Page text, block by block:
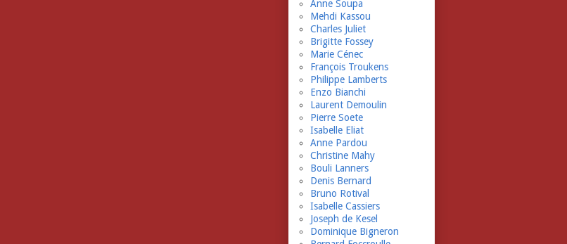
Anne Soupa
Mehdi Kassou
Charles Juliet
Brigitte Fossey
Marie Cénec
François Troukens
Philippe Lamberts
Enzo Bianchi
Laurent Demoulin
Pierre Soete
Isabelle Eliat
Anne Pardou
Christine Mahy
Bouli Lanners
Denis Bernard
Bruno Rotival
Isabelle Cassiers
Joseph de Kesel
Dominique Bigneron